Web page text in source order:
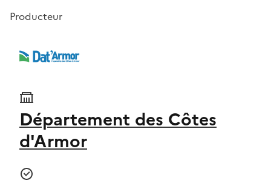
Producteur
Département des Côtes
d'Armor